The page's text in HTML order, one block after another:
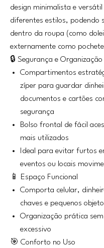
design minimalista e
diferentes estilos, podendo
dentro da roupa (como
externamente como
🔒 Segurança e
Compartimentos
zíper para guardar
documentos e cartões
segurança
Bolso frontal de fácil
mais utilizados
Ideal para evitar furtos
eventos ou locais
📱 Espaço Funcional
Comporta celular,
chaves e pequenos
Organização prática
excessivo
🎯 Conforto no Uso